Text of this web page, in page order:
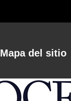
Mapa del sitio